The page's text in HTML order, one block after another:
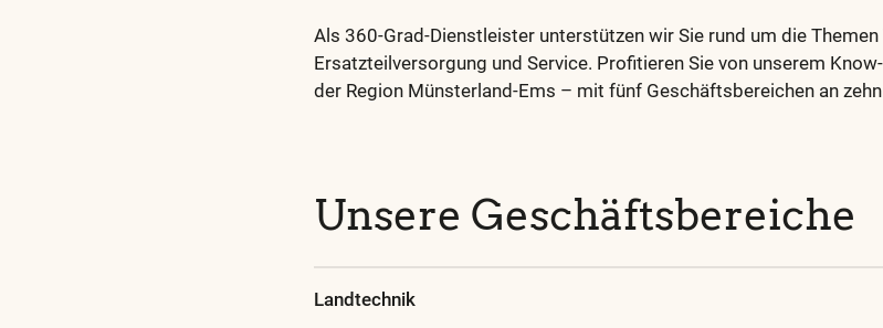
Als 360-Grad-Dienstleister unterstützen wir Sie rund um die
Ersatzteilversorgung und Service. Profitieren Sie von unserem
der Region Münsterland-Ems – mit fünf Geschäftsbereichen an
Unsere Geschäftsbereiche
Landtechnik